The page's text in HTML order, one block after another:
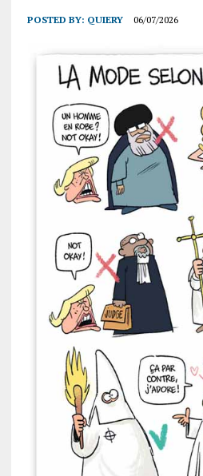
POSTED BY: QUIERY 06/07/2026